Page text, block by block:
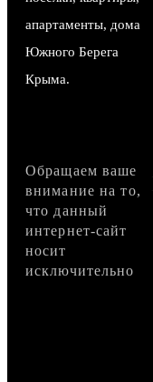
апартаменты, дома
Южного Берега
Крыма.
Обращаем ваше
внимание на то,
что данный
интернет-сайт
носит
исключительно